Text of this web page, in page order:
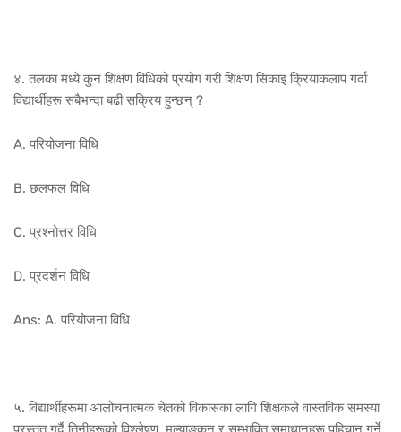
४. तलका मध्ये कुन शिक्षण विधिको प्रयोग गरी शिक्षण सिकाइ क्रियाकलाप गर्दा
विद्यार्थीहरू सबैभन्दा बढी सक्रिय हुन्छन् ?
A. परियोजना विधि
B. छलफल विधि
C. प्रश्नोत्तर विधि
D. प्रदर्शन विधि
Ans: A. परियोजना विधि
५. विद्यार्थीहरूमा आलोचनात्मक चेतको विकासका लागि शिक्षकले वास्तविक समस्या